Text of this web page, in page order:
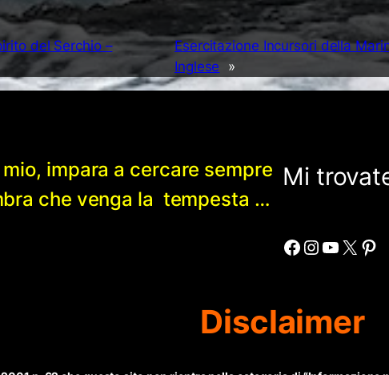
del Serchio –
Esercitazione Incursori della
Inglese
»
impara a cercare sempre
che venga la tempesta …
Mi
Facebook Instagram YouTube X Pinterest
Disclaimer